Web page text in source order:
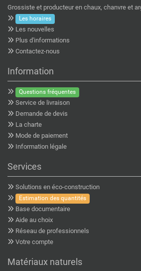
Grossiste et producteur en chaux, chanvre et
Les horaires
Les nouvelles
Plus d'informations
Contactez-nous
Information
Questions fréquentes
Service de livraison
Demande de devis
La charte
Mode de paiement
Information légale
Services
Solutions en éco-construction
Estimation des quantités
Base documentaire
Aide au choix
Réseau de professionnels
Votre compte
Matériaux naturels